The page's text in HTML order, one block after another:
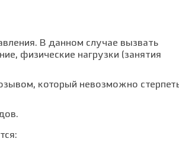
В данном случае вызвать
физические нагрузки (занятия
который невозможно